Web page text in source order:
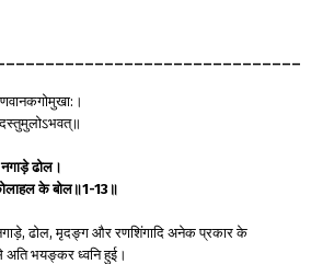
नगाड़ेढोल।
केबोल॥1-13 ॥
ढोल, मृदङ्ग और रणशिंगादि अनेक प्रकार के
अति भयङ्कर ध्वनि हुई।